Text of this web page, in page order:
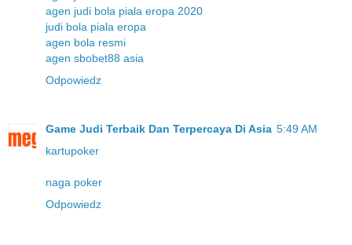
agen judi bola piala eropa 2020
judi bola piala eropa
agen bola resmi
agen sbobet88 asia
Odpowiedz
Game Judi Terbaik Dan Terpercaya Di Asia 5:49 AM
kartupoker
naga poker
Odpowiedz